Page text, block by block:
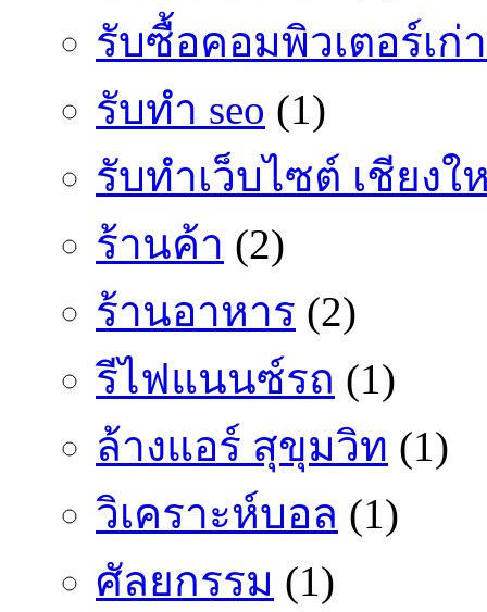
รับซื้อคอมพิวเตอร์เก่า
รับทำ seo (1)
รับทำเว็บไซต์ เชียงใ
ร้านค้า (2)
ร้านอาหาร (2)
รีไฟแนนซ์รถ (1)
ล้างแอร์ สุขุมวิท (1)
วิเคราะห์บอล (1)
ศัลยกรรม (1)